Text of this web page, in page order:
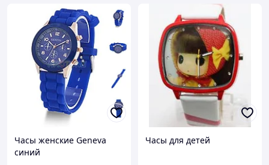
Часы женские Geneva
синий
Часы для детей